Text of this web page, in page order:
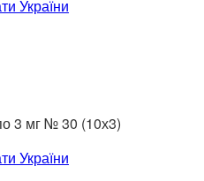
України
3 мг № 30 (10х3)
України